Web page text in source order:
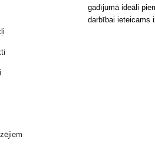
gadījumā ideāli
darbībai ieteicams